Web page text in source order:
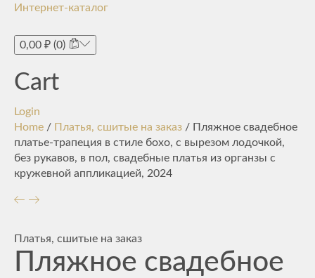
Интернет-каталог
0,00 ₽ (0)
Cart
Login
Home / Платья, сшитые на заказ / Пляжное свадебное
платье-трапеция в стиле бохо, с вырезом лодочкой,
без рукавов, в пол, свадебные платья из органзы с
кружевной аппликацией, 2024
Платья, сшитые на заказ
Пляжное свадебное